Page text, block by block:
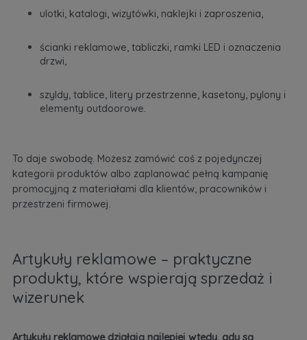
ulotki, katalogi, wizytówki, naklejki i zaproszenia,
ścianki reklamowe, tabliczki, ramki LED i oznaczenia
drzwi,
szyldy, tablice, litery przestrzenne, kasetony, pylony i
elementy outdoorowe.
To daje swobodę. Możesz zamówić coś z pojedynczej
kategorii produktów albo zaplanować pełną kampanię
promocyjną z materiałami dla klientów, pracowników i
przestrzeni firmowej.
Artykuły reklamowe – praktyczne
produkty, które wspierają sprzedaż i
wizerunek
Artykuły reklamowe działają najlepiej wtedy, gdy są